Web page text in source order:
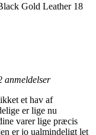
Gold Leather 18
anmeldelser
et hav af
er lige nu
varer lige præcis
er jo ualmindeligt let